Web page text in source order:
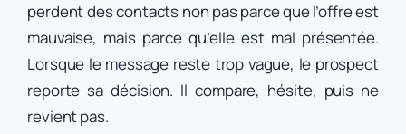
perdent des contacts non pas parce que l’offre est
mauvaise, mais parce qu’elle est mal présentée.
Lorsque le message reste trop vague, le prospect
reporte sa décision. Il compare, hésite, puis ne
revient pas.